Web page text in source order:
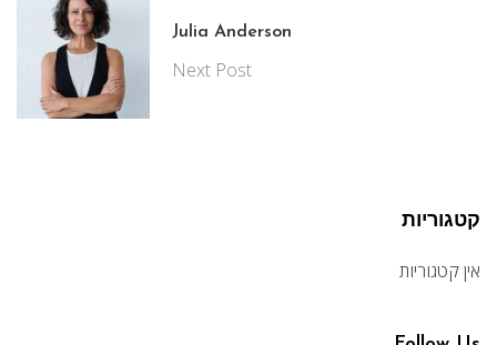
Julia Anderson
Next Post
קטגוריות
אין קטגוריות